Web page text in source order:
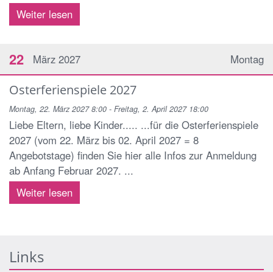
Weiter lesen
Montag
22 März 2027
Osterferienspiele 2027
Montag, 22. März 2027 8:00 - Freitag, 2. April 2027 18:00
Liebe Eltern, liebe Kinder..... ...für die Osterferienspiele
2027 (vom 22. März bis 02. April 2027 = 8
Angebotstage) finden Sie hier alle Infos zur Anmeldung
ab Anfang Februar 2027. ...
Weiter lesen
Links